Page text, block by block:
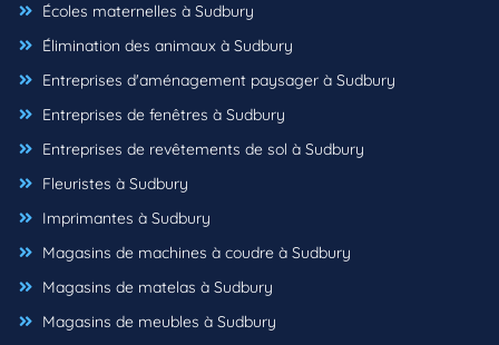
Écoles maternelles à Sudbury
Élimination des animaux à Sudbury
Entreprises d'aménagement paysager à Sudbury
Entreprises de fenêtres à Sudbury
Entreprises de revêtements de sol à Sudbury
Fleuristes à Sudbury
Imprimantes à Sudbury
Magasins de machines à coudre à Sudbury
Magasins de matelas à Sudbury
Magasins de meubles à Sudbury